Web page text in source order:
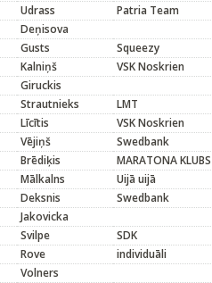
Udrass
Patria Team
Deņisova
Gusts
Squeezy
Kalniņš
VSK Noskrien
Giruckis
Strautnieks
LMT
Līcītis
VSK Noskrien
Vējiņš
Swedbank
Brēdiķis
MARATONA KLUBS
Mālkalns
Uijā uijā
Deksnis
Swedbank
Jakovicka
Svilpe
SDK
Rove
individuāli
Volners